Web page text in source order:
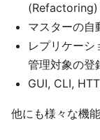
(Refactoring)
マスターの自
レプリケーシ
管理対象の
GUI, CLI,
他にも様々な機